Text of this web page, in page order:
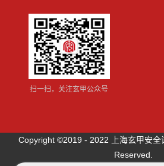
扫一扫，关注玄甲公众号
Copyright ©2019 - 2022 上海玄甲安全
Reserved.